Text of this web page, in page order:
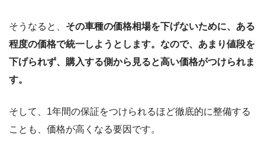
そうなると、 その車種の価格相場を下げないために、ある
程度の価格で統一しようとします。なので、あまり値段を
下げられず、購入する側から見ると高い価格がつけられま
す。
そして、1年間の保証をつけられるほど徹底的に整備する
ことも、価格が高くなる要因です。